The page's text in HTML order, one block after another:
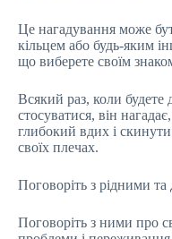
Це нагадування може
кільцем або будь-яким
що виберете своїм
Всякий раз, коли будете
стосуватися, він
глибокий вдих і
своїх плечах.
Поговоріть з рідними та
Поговоріть з ними про